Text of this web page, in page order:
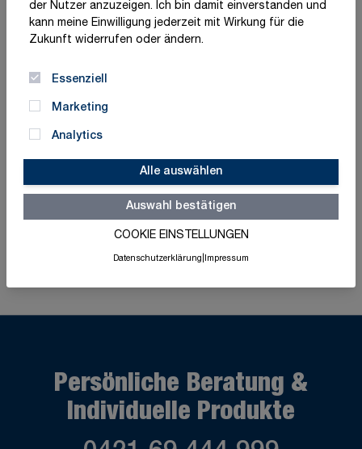
der Nutzer anzuzeigen. Ich bin damit einverstanden und
kann meine Einwilligung jederzeit mit Wirkung für die
Zukunft widerrufen oder ändern.
Essenziell
Marketing
Analytics
Alle auswählen
Auswahl bestätigen
COOKIE EINSTELLUNGEN
Datenschutzerklärung Impressum
Zeitverlust, sondern unterstützt auch die
, optimiert Abläufe und trägt zur
damit nicht nur funktional, sondern auch Teil der
Corporate Identity und des Raumdesigns.
Rettungszeichenleuchten
Persönliche Beratung &
Individuelle Produkte